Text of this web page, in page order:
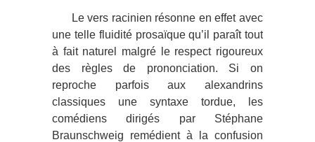
Le vers racinien résonne en effet avec
une telle fluidité prosaïque qu’il paraît tout
à fait naturel malgré le respect rigoureux
des règles de prononciation. Si on
reproche parfois aux alexandrins
classiques une syntaxe tordue, les
comédiens dirigés par Stéphane
Braunschweig remédient à la confusion